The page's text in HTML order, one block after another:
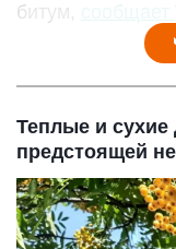
битум,
сообщает
Теплые и сухие
предстоящей